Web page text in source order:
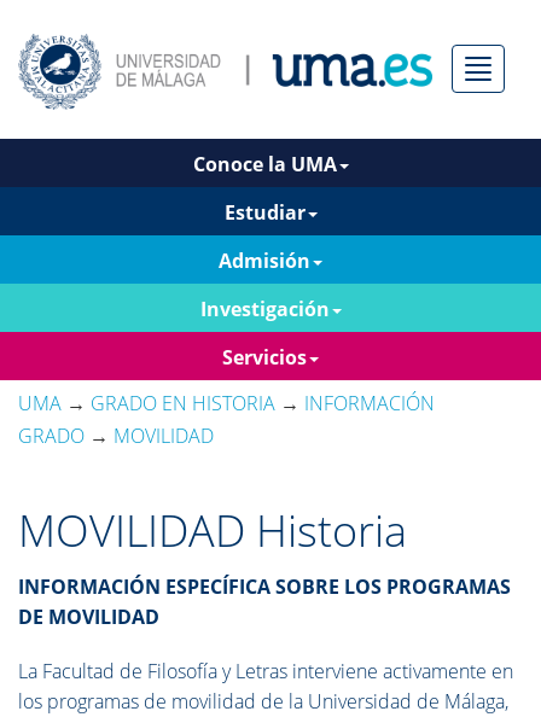
Menú
Conoce la UMA
Estudiar
Admisión
Investigación
Servicios
UMA → GRADO EN HISTORIA → INFORMACIÓN
GRADO → MOVILIDAD
MOVILIDAD Historia
INFORMACIÓN ESPECÍFICA SOBRE LOS PROGRAMAS
DE MOVILIDAD
La Facultad de Filosofía y Letras interviene activamente en
los programas de movilidad de la Universidad de Málaga,